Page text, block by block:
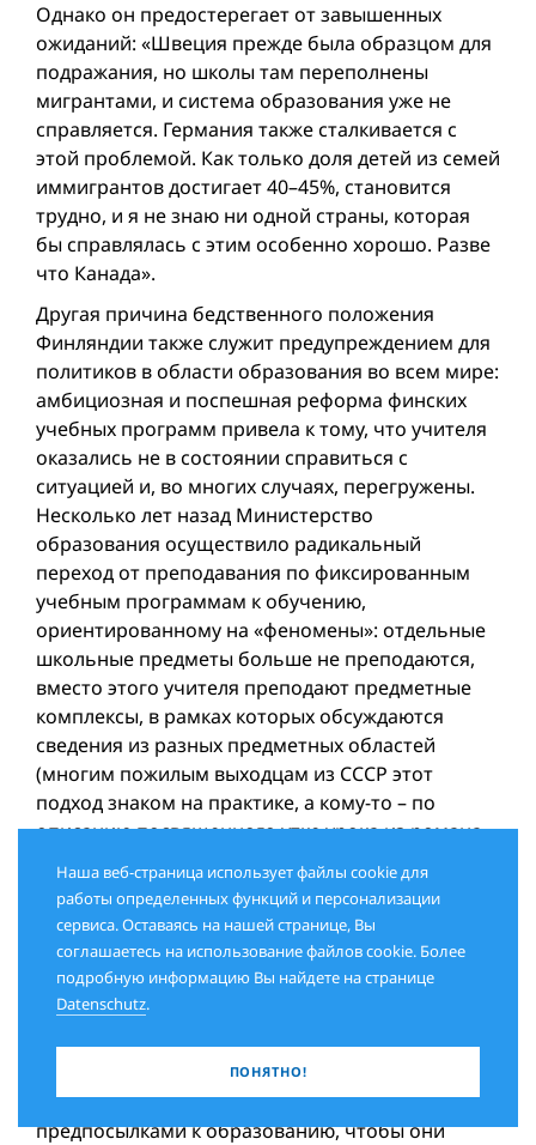
Однако он предостерегает от завышенных
ожиданий: «Швеция прежде была образцом для
подражания, но школы там переполнены
мигрантами, и система образования уже не
справляется. Германия также сталкивается с
этой проблемой. Как только доля детей из семей
иммигрантов достигает 40–45%, становится
трудно, и я не знаю ни одной страны, которая
бы справлялась с этим особенно хорошо. Разве
что Канада».
Другая причина бедственного положения
Финляндии также служит предупреждением для
политиков в области образования во всем мире:
амбициозная и поспешная реформа финских
учебных программ привела к тому, что учителя
оказались не в состоянии справиться с
ситуацией и, во многих случаях, перегружены.
Несколько лет назад Министерство
образования осуществило радикальный
переход от преподавания по фиксированным
учебным программам к обучению,
ориентированному на «феномены»: отдельные
школьные предметы больше не преподаются,
вместо этого учителя преподают предметные
комплексы, в рамках которых обсуждаются
сведения из разных предметных областей
(многим пожилым выходцам из СССР этот
подход знаком на практике, а кому-то – по
описанию посвященного утке урока из романа
В. Каверина «Два капитана». – Ред.). Ныне
приняты контрмеры, и учебные программы
снова стали больше ориентироваться на
традиционное обучение.
Данные статистики также показывают, что
равенство возможностей в финской школьной
системе в последние годы снизилось. Это
особенно задевает Финляндию, поскольку
способность поддерживать детей с низким
предпосылками к образованию, чтобы они
Наша веб-страница использует файлы cookie для
работы определенных функций и персонализации
сервиса. Оставаясь на нашей странице, Вы
соглашаетесь на использование файлов cookie. Более
подробную информацию Вы найдете на странице
Datenschutz.
ПОНЯТНО!